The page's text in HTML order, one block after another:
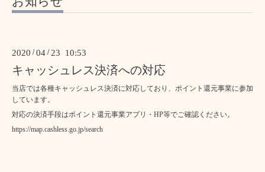
2020 /04 / 23 10:53
キャッシュレス決済への対応
当店では各種キャッシュレス決済に対応しており、ポイント還元事業に参加
しています。
対応の決済手段はポイント還元事業アプリ・HP等でご確認ください。
https://map.cashless.go.jp/search